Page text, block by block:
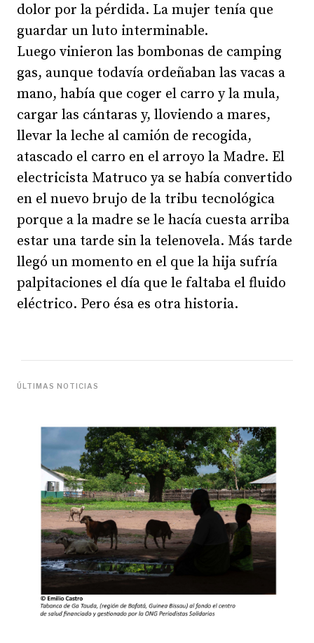
dolor por la pérdida. La mujer tenía que
guardar un luto interminable.
Luego vinieron las bombonas de camping
gas, aunque todavía ordeñaban las vacas a
mano, había que coger el carro y la mula,
cargar las cántaras y, lloviendo a mares,
llevar la leche al camión de recogida,
atascado el carro en el arroyo la Madre. El
electricista Matruco ya se había convertido
en el nuevo brujo de la tribu tecnológica
porque a la madre se le hacía cuesta arriba
estar una tarde sin la telenovela. Más tarde
llegó un momento en el que la hija sufría
palpitaciones el día que le faltaba el fluido
eléctrico. Pero ésa es otra historia.
ÚLTIMAS NOTICIAS